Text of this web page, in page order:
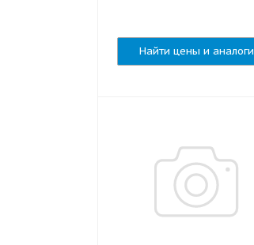
Найти цены и аналоги